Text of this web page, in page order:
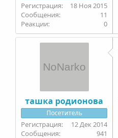
18 Ноя 2015
11
0
ташка родионова
Посетитель
12 Дек 2014
941